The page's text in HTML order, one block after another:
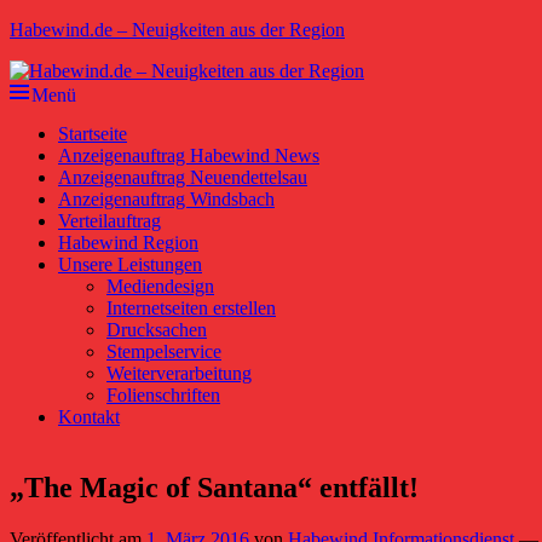
Zum
springen
Habewind.de – Neuigkeiten aus der Region
Menü
Primäres
Menü
Startseite
Anzeigenauftrag Habewind News
Anzeigenauftrag Neuendettelsau
Anzeigenauftrag Windsbach
Verteilauftrag
Habewind Region
Unsere Leistungen
Mediendesign
Internetseiten erstellen
Drucksachen
Stempelservice
Weiterverarbeitung
Folienschriften
Kontakt
„The Magic of Santana“ entfällt!